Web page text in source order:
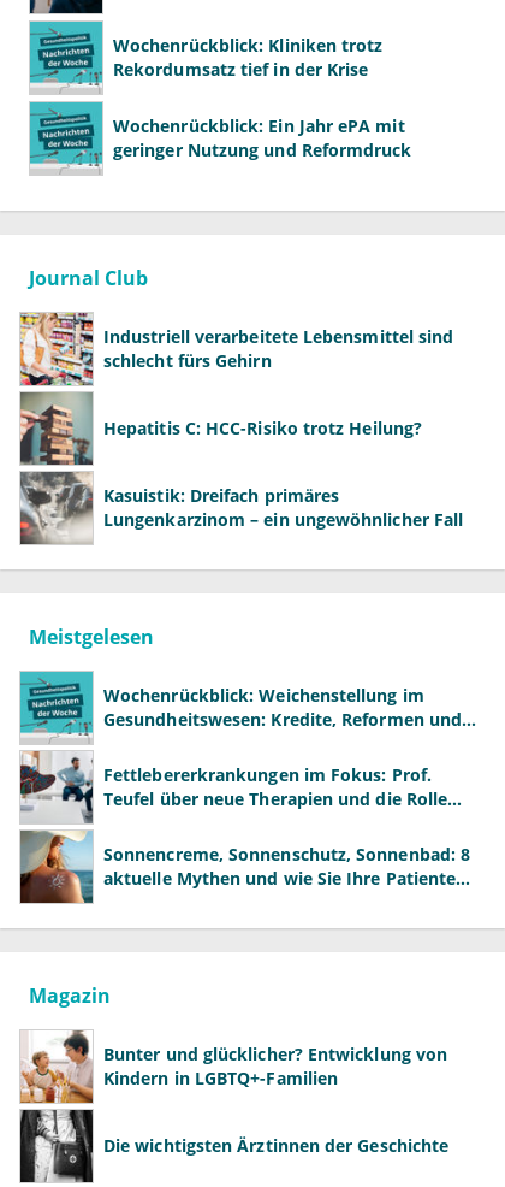
Wochenrückblick: Kliniken trotz
Rekordumsatz tief in der Krise
Wochenrückblick: Ein Jahr ePA mit
geringer Nutzung und Reformdruck
Journal Club
Industriell verarbeitete Lebensmittel sind
schlecht fürs Gehirn
Hepatitis C: HCC-Risiko trotz Heilung?
Kasuistik: Dreifach primäres
Lungenkarzinom – ein ungewöhnlicher Fall
Meistgelesen
Wochenrückblick: Weichenstellung im
Gesundheitswesen: Kredite, Reformen und
Fettlebererkrankungen im Fokus: Prof.
Teufel über neue Therapien und die Rolle
Sonnencreme, Sonnenschutz, Sonnenbad: 8
aktuelle Mythen und wie Sie Ihre Patienten
Magazin
Bunter und glücklicher? Entwicklung von
Kindern in LGBTQ+-Familien
Die wichtigsten Ärztinnen der Geschichte